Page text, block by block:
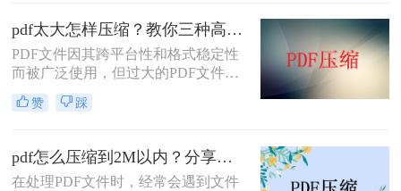
传到某些平台。因此，掌握pdf太大如
何压缩变小是十分必要的。本文将介
绍两种实用的方法来解决这个问题，
帮助您轻松完成 PDF 文件的压缩。
pdf太大怎样压缩？教你三种高效方法！
PDF文件因其跨平台性和格式稳定性
而被广泛使用，但过大的PDF文件不
仅占用存储空间，还会影响传输速度
和加载速度。为了解决pdf太大怎样压
件的方法。
赞 踩
pdf怎么压缩到2M以内？分享两种实用压缩方法！
在处理PDF文件时，经常会遇到文件